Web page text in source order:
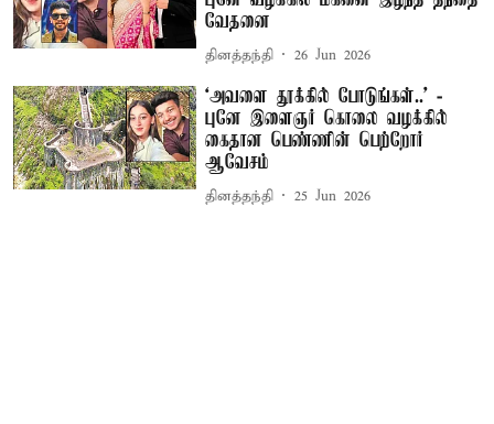
வேதனை
தினத்தந்தி 26 Jun 2026
‘அவளை தூக்கில் போடுங்கள்..’ -
புனே இளைஞர் கொலை வழக்கில்
கைதான பெண்ணின் பெற்றோர்
ஆவேசம்
தினத்தந்தி 25 Jun 2026